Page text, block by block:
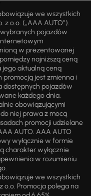
we wszystkich
o.o. („AAA AUTO”).
pojazdów
w prezentowanej
najniższą ceną
jego aktualną ceną
promocją jest zmienna i
dostępnych pojazdów
każdego dnia.
obowiązującymi
niej prawa z mocą
promocji udzielane
AUTO. AAA AUTO
wyłącznie w formie
charakter wyłącznie
w rozumieniu
we wszystkich
o.o. Promocja polega na